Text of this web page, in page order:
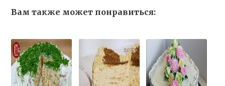
Вам также может понравиться: